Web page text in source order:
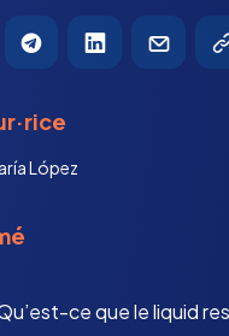
López
ce que le liquid